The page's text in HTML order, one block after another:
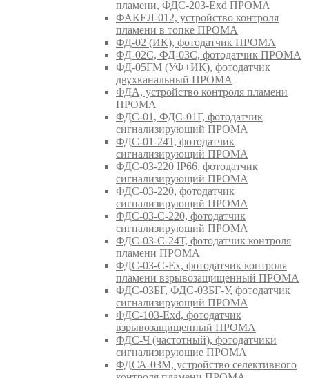
пламени, ФДС-203-Exd ПРОМА
ФАКЕЛ-012, устройство контроля
пламени в топке ПРОМА
ФД-02 (ИК), фотодатчик ПРОМА
ФД-02С, ФД-03С, фотодатчик ПРОМА
ФД-05ГМ (УФ+ИК), фотодатчик
двухканальный ПРОМА
ФДА, устройство контроля пламени
ПРОМА
ФДС-01, ФДС-01Г, фотодатчик
сигнализирующий ПРОМА
ФДС-01-24Т, фотодатчик
сигнализирующий ПРОМА
ФДС-03-220 IP66, фотодатчик
сигнализирующий ПРОМА
ФДС-03-220, фотодатчик
сигнализирующий ПРОМА
ФДС-03-С-220, фотодатчик
сигнализирующий ПРОМА
ФДС-03-С-24Т, фотодатчик контроля
пламени ПРОМА
ФДС-03-С-Ex, фотодатчик контроля
пламени взрывозащищенный ПРОМА
ФДС-03БГ, ФДС-03БГ-У, фотодатчик
сигнализирующий ПРОМА
ФДС-103-Ехd, фотодатчик
взрывозащищенный ПРОМА
ФДС-Ч (частотный), фотодатчики
сигнализирующие ПРОМА
ФДСА-03М, устройство селективного